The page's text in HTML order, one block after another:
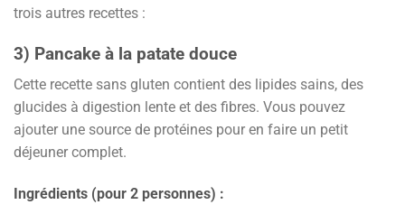
trois autres recettes :
3) Pancake à la patate douce
Cette recette sans gluten contient des lipides sains, des
glucides à digestion lente et des fibres. Vous pouvez
ajouter une source de protéines pour en faire un petit
déjeuner complet.
Ingrédients (pour 2 personnes) :